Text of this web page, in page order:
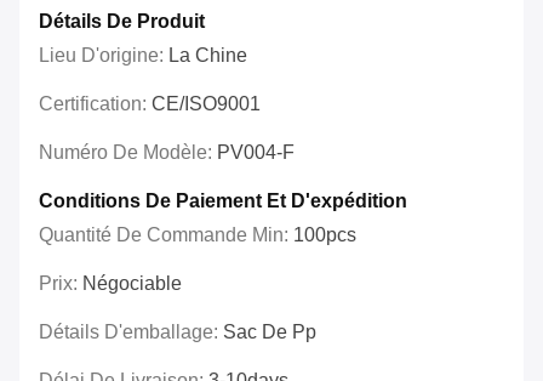
Détails De Produit
Lieu D'origine: La Chine
Certification: CE/ISO9001
Numéro De Modèle: PV004-F
Conditions De Paiement Et D'expédition
Quantité De Commande Min: 100pcs
Prix: Négociable
Détails D'emballage: Sac De Pp